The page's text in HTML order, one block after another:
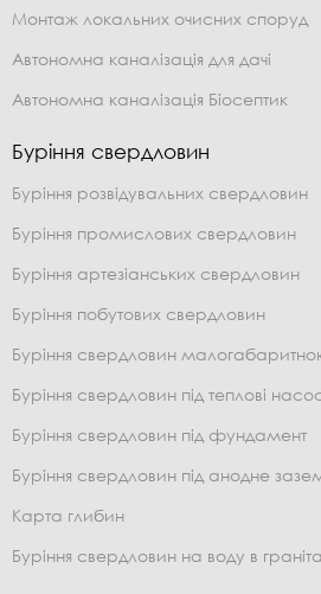
Монтаж локальних очисних споруд
Автономна каналізація для дачі
Автономна каналізація Біосептик
Буріння свердловин
Буріння розвідувальних свердловин
Буріння промислових свердловин
Буріння артезіанських свердловин
Буріння побутових свердловин
Буріння свердловин
Буріння свердловин під теплові
Буріння свердловин під фундамент
Буріння свердловин під анодне
Карта глибин
Буріння свердловин на воду в